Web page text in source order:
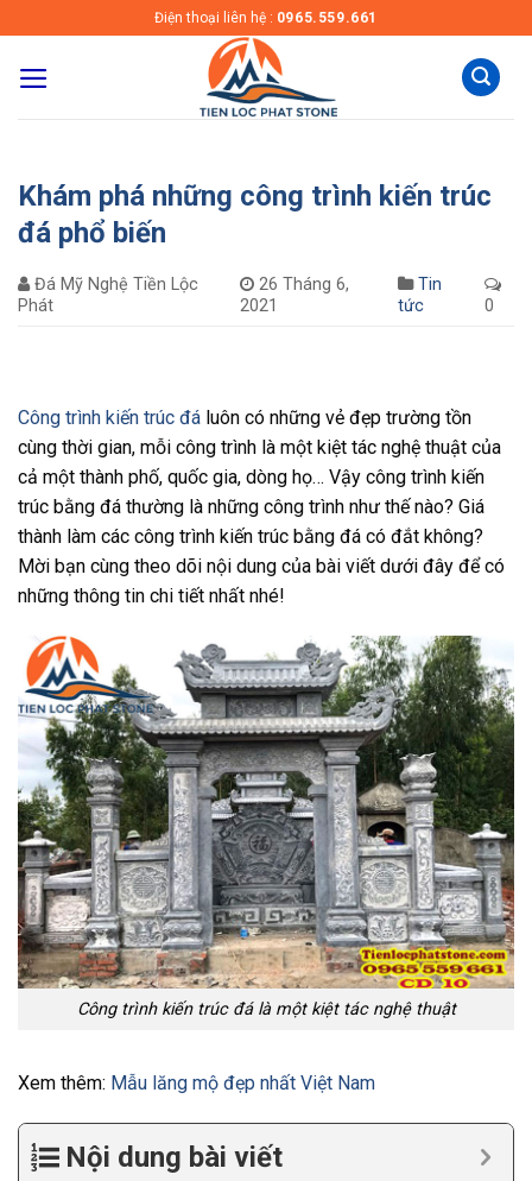
to
content
Điện thoại liên hệ : 0965.559.661
Khám phá những công trình kiến trúc
đá phổ biến
Đá Mỹ Nghệ Tiền Lộc
Phát
26 Tháng 6,
2021
Tin
tức
0
Công trình kiến trúc đá luôn có những vẻ đẹp trường tồn
cùng thời gian, mỗi công trình là một kiệt tác nghệ thuật của
cả một thành phố, quốc gia, dòng họ… Vậy công trình kiến
trúc bằng đá thường là những công trình như thế nào? Giá
thành làm các công trình kiến trúc bằng đá có đắt không?
Mời bạn cùng theo dõi nội dung của bài viết dưới đây để có
những thông tin chi tiết nhất nhé!
Công trình kiến trúc đá là một kiệt tác nghệ thuật
Xem thêm: Mẫu lăng mộ đẹp nhất Việt Nam
Nội dung bài viết